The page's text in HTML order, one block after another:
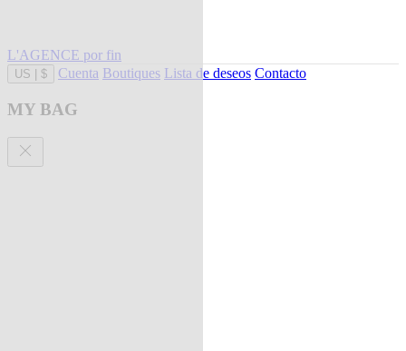
L'AGENCE por fin
US $ Cuenta Boutiques Lista de deseos Contacto
MY BAG